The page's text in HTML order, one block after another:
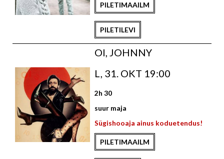
PILETIMAAILM
PILETILEVI
OI, JOHNNY
L, 31. OKT 19:00
2h 30
suur maja
Sügishooaja ainus koduetendus!
PILETIMAAILM